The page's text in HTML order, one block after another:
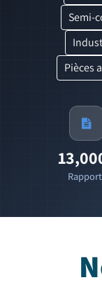
Semi-
Pièces